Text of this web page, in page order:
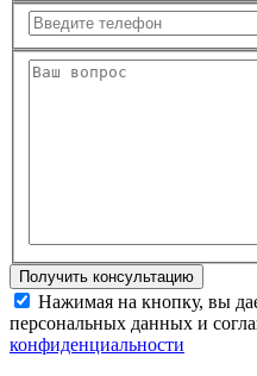
Нажимая на кнопку, вы
персональных данных и
конфиденциальности